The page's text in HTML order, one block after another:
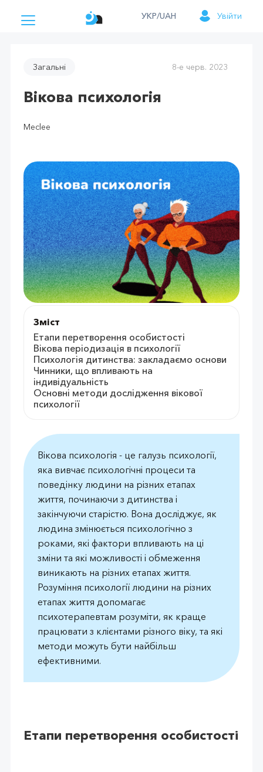
УКР/UAH Увійти
Загальні 8-е черв. 2023
Вікова психологія
Meclee
Зміст
Етапи перетворення особистості
Вікова періодизація в психології
Психологія дитинства: закладаємо основи
Чинники, що впливають на
індивідуальність
Основні методи дослідження вікової
психології
Вікова психологія - це галузь психології,
яка вивчає психологічні процеси та
поведінку людини на різних етапах
життя, починаючи з дитинства і
закінчуючи старістю. Вона досліджує, як
людина змінюється психологічно з
роками, які фактори впливають на ці
зміни та які можливості і обмеження
виникають на різних етапах життя.
Розуміння психології людини на різних
етапах життя допомагає
психотерапевтам розуміти, як краще
працювати з клієнтами різного віку, та які
методи можуть бути найбільш
ефективними.
Етапи перетворення особистості